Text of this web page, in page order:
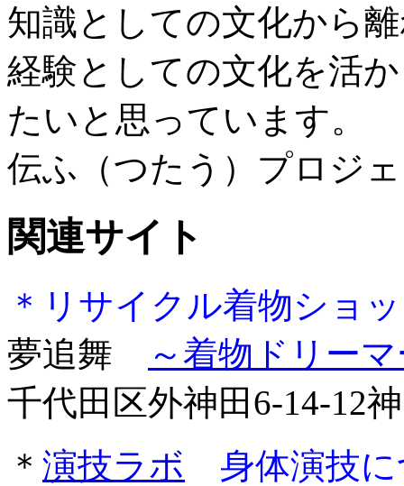
知識としての文化から
経験としての文化を活
たいと思っています。
伝ふ（つたう）プロジ
関連サイト
＊リサイクル着物ショ
夢追舞
～着物ドリー
千代田区外神田6-14-12
＊ 演技ラボ
身体演技